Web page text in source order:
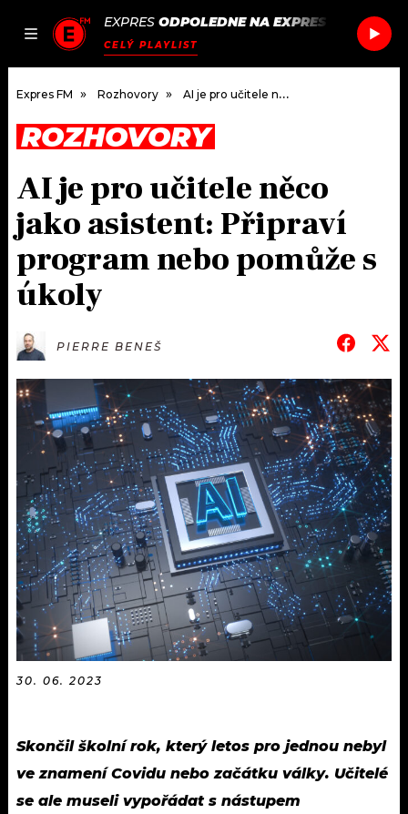
JAK
SEZNAM.CZ
EXPRES ODPOLEDNE NA EXPRES FM /
CELÝ PLAYLIST
DOMŮ
ČLÁNKY
HUDBA
ROZHOVORY
KALENDÁŘ
KVÍZY
VIP
TRENDY
KULTURA
MIX
OSTATNÍ
JAK NALADIT
RÁDIO
APLIKACE
PROGRAM
PLAYLIST
JAK NALADIT
SOUTĚŽE
Expres FM Rozhovory AI je pro učitele něco jako asistent: Připraví program nebo pomůže s úkoly
ROZHOVORY
AI je pro učitele něco
jako asistent: Připraví
program nebo pomůže s
úkoly
PIERRE BENEŠ
30. 06. 2023
Skončil školní rok, který letos pro jednou nebyl
ve znamení Covidu nebo začátku války. Učitelé
se ale museli vypořádat s nástupem